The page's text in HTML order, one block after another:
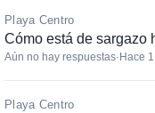
Playa Centro
Cómo está de sargazo
Aún no hay respuestas· Hace
Playa Centro